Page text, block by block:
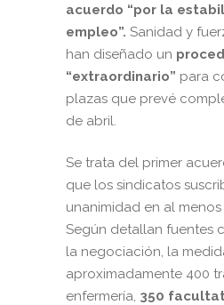
acuerdo “por la
empleo”. Sanidad y
han diseñado un
“extraordinario” para
plazas que prevé
de abril.
Se trata del primer
que los sindicatos
unanimidad en al
Según detallan fuentes
la negociación, la
aproximadamente 400
enfermería, 350